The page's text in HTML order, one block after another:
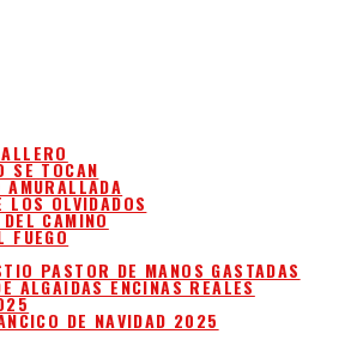
SE TOCAN
LOS OLVIDADOS
CAMINO
FUEGO
PASTOR DE MANOS GASTADAS
ALGAIDAS ENCINAS REALES
DE NAVIDAD 2025